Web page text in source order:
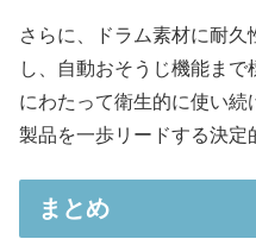
さらに、ドラム素材に耐久
し、自動おそうじ機能ま
にわたって衛生的に使い
製品を一歩リードする決定
まとめ